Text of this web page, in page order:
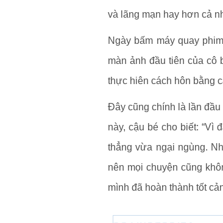
và lãng mạn hay hơn cả
Ngày bấm máy quay
màn ảnh đầu tiên của
thực hiên cách hôn bằng
Đây cũng chính là lần
này, cậu bé cho biết: “Vì
thẳng vừa ngại ngùng.
nên mọi chuyện cũng
mình đã hoàn thành tốt